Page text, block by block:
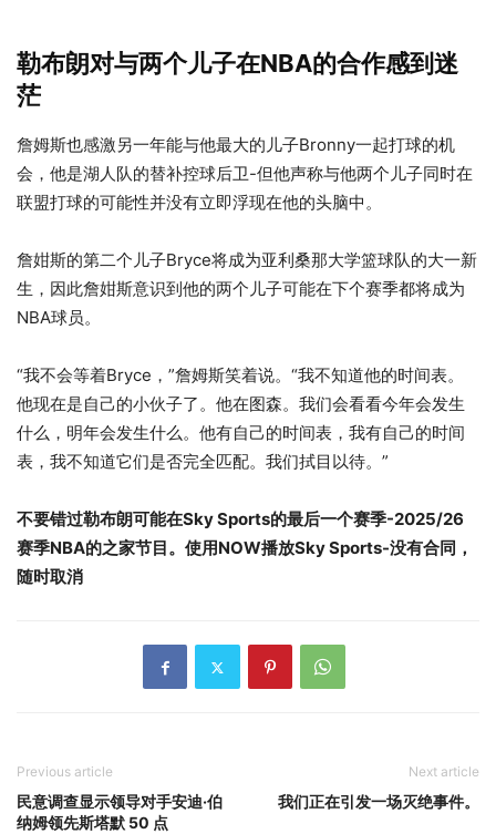
勒布朗对与两个儿子在NBA的合作感到迷
茫
詹姆斯也感激另一年能与他最大的儿子Bronny一起打球的机
会，他是湖人队的替补控球后卫-但他声称与他两个儿子同时在
联盟打球的可能性并没有立即浮现在他的头脑中。
詹姏斯的第二个儿子Bryce将成为亚利桑那大学篮球队的大一新
生，因此詹姏斯意识到他的两个儿子可能在下个赛季都将成为
NBA球员。
“我不会等着Bryce，”詹姆斯笑着说。“我不知道他的时间表。
他现在是自己的小伙子了。他在图森。我们会看看今年会发生
什么，明年会发生什么。他有自己的时间表，我有自己的时间
表，我不知道它们是否完全匹配。我们拭目以待。”
不要错过勒布朗可能在Sky Sports的最后一个赛季-2025/26
赛季NBA的之家节目。使用NOW播放Sky Sports-没有合同，
随时取消
Previous article
民意调查显示领导对手安迪·伯
纳姆领先斯塔默 50 点
Next article
我们正在引发一场灭绝事件。